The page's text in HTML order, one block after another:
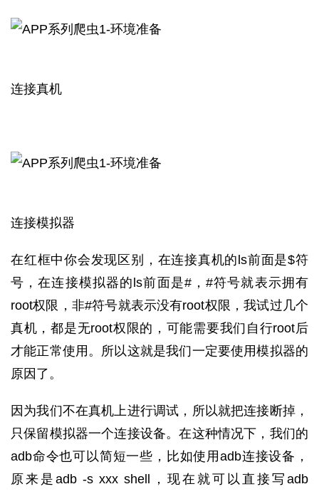
连接真机
连接模拟器
在红框中你会发现区别，在连接真机的ls前面是$符
号，在连接模拟器的ls前面是#，#符号就表示拥有
root权限，非#符号就表示没有root权限，我试过几个
真机，都是无root权限的，可能需要我们自行root后
才能正常使用。所以这就是我们一定要使用模拟器的
原因了。
因为我们不在真机上进行调试，所以就把连接断掉，
只保留模拟器一个连接设备。在这种情况下，我们的
adb命令也可以简短一些，比如使用adb连接设备，
原来是adb -s xxx shell，现在就可以直接写adb